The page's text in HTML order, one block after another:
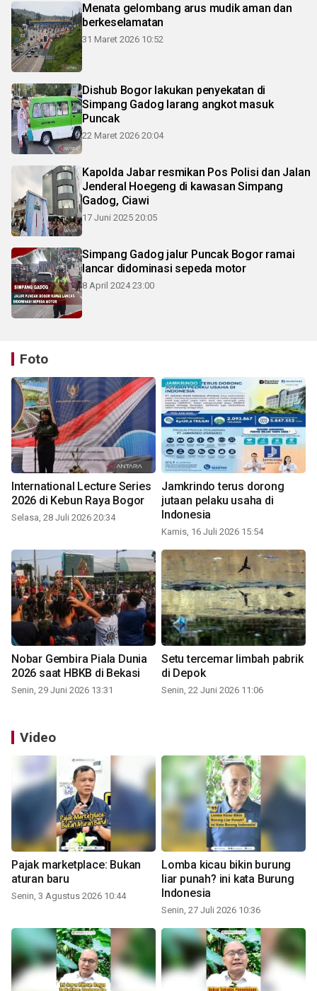
Menata gelombang arus mudik aman dan
berkeselamatan
31 Maret 2026 10:52
Dishub Bogor lakukan penyekatan di
Simpang Gadog larang angkot masuk
Puncak
22 Maret 2026 20:04
Kapolda Jabar resmikan Pos Polisi dan Jalan
Jenderal Hoegeng di kawasan Simpang
Gadog, Ciawi
17 Juni 2025 20:05
Simpang Gadog jalur Puncak Bogor ramai
lancar didominasi sepeda motor
8 April 2024 23:00
Foto
International Lecture Series
2026 di Kebun Raya Bogor
Selasa, 28 Juli 2026 20:34
Jamkrindo terus dorong
jutaan pelaku usaha di
Indonesia
Kamis, 16 Juli 2026 15:54
Nobar Gembira Piala Dunia
2026 saat HBKB di Bekasi
Senin, 29 Juni 2026 13:31
Setu tercemar limbah pabrik
di Depok
Senin, 22 Juni 2026 11:06
Video
Pajak marketplace: Bukan
aturan baru
Senin, 3 Agustus 2026 10:44
Lomba kicau bikin burung
liar punah? ini kata Burung
Indonesia
Senin, 27 Juli 2026 10:36